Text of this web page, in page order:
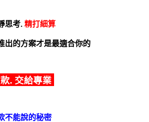
思考. 精打細算
出的方案才是最適合你的
. 交給專業
不能說的秘密